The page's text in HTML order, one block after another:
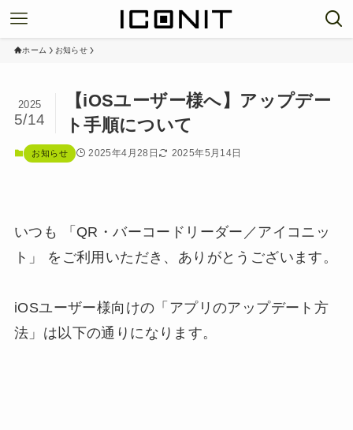
ホーム お知らせ
【iOSユーザー様へ】アップデー
ト手順について
2025
5/14
お知らせ 2025年4月28日 2025年5月14日
いつも 「QR・バーコードリーダー／アイコニッ
ト」 をご利用いただき、ありがとうございます。
iOSユーザー様向けの「アプリのアップデート方
法」は以下の通りになります。